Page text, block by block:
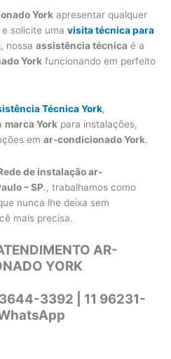
York apresentar qualquer
e solicite umavisita técnica para
, nossaassistência técnica é a
York funcionando em perfeito
Técnica York,
marca York para instalações,
emar-condicionado York.
de instalação ar-
– SP., trabalhamos como
nunca lhe deixa sem
mais precisa.
AR-
YORK
3392 | 11 96231-